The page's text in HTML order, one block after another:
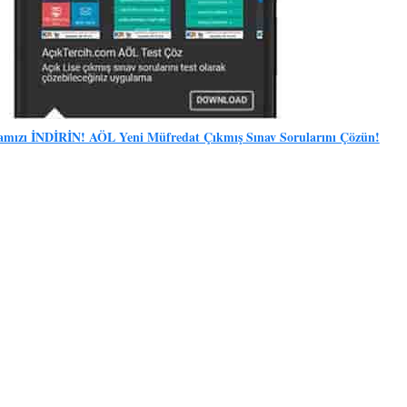
İNDİRİN! AÖL Yeni Müfredat Çıkmış Sınav Sorularını Çözün!